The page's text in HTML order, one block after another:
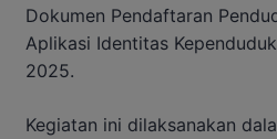
Dokumen Pendaftaran
Aplikasi Identitas
2025.
Kegiatan ini dilaksanakan